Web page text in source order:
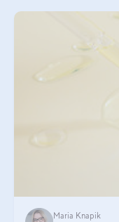
Maria Knapik